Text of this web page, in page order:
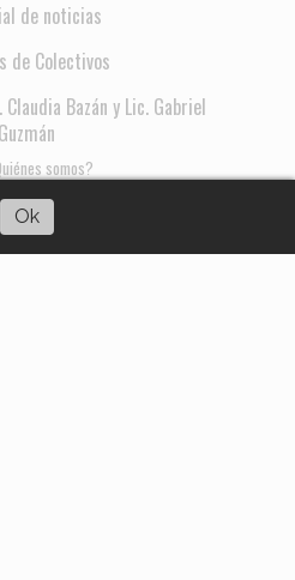
de noticias
de Colectivos
Bazán y Lic. Gabriel
Guzmán
somos?
Ok